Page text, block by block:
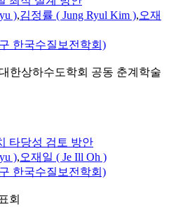
),김정률 ( Jung Ryul Kim ),오재
한국수질보전학회)
한상하수도학회 공동 춘계학술
타당성 검토 방안
),오재일 ( Je Ill Oh )
한국수질보전학회)
회